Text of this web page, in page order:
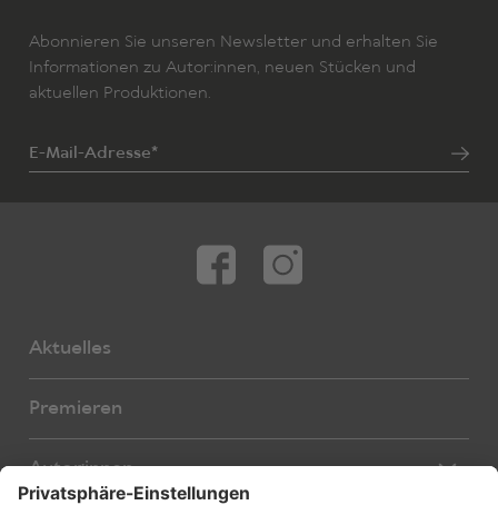
Abonnieren Sie unseren Newsletter und erhalten Sie
Informationen zu Autor:innen, neuen Stücken und
aktuellen Produktionen.
E-Mail-Adresse*
Aktuelles
Premieren
Autor:innen
Übersetzer:innen